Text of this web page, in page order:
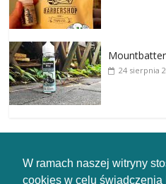
W ramach naszej witryny
cookies w celu świadczenia
24 sierpnia